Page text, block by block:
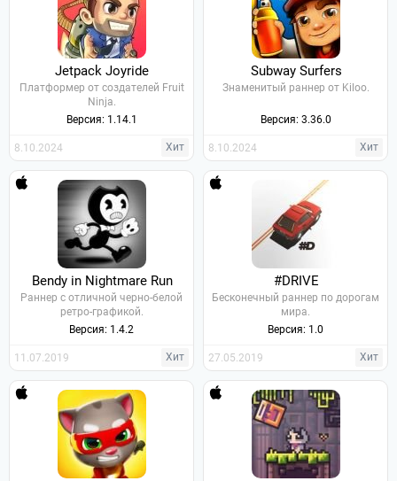
Jetpack Joyride
Платформер от создателей Fruit
Ninja.
Версия: 1.14.1
8.10.2024 Хит
Subway Surfers
Знаменитый раннер от Kiloo.
Версия: 3.36.0
8.10.2024 Хит
Bendy in Nightmare Run
Раннер с отличной черно-белой
ретро-графикой.
Версия: 1.4.2
11.07.2019 Хит
#DRIVE
Бесконечный раннер по дорогам
мира.
Версия: 1.0
27.05.2019 Хит